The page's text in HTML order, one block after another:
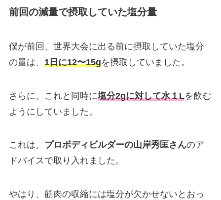
前回の減量で摂取していた塩分量
僕が前回、世界大会に出る前に摂取していた塩分
の量は、 1日に12〜15gを摂取していました。
さらに、これと同時に塩分2gに対して水１Lを飲む
ようにしていました。
これは、 プロボディビルダーの山岸秀匡さんのア
ドバイスで取り入れました。
やはり、筋肉の収縮には塩分が欠かせないとおっ